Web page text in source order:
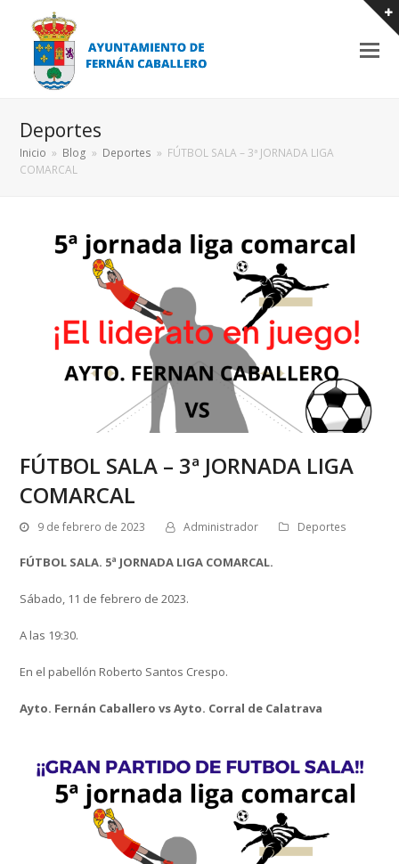
Deportes
Inicio » Blog » Deportes » FÚTBOL SALA – 3ª JORNADA LIGA
COMARCAL
FÚTBOL SALA – 3ª JORNADA LIGA
COMARCAL
9 de febrero de 2023 Administrador Deportes
FÚTBOL SALA. 5ª JORNADA LIGA COMARCAL.
Sábado, 11 de febrero de 2023.
A las 19:30.
En el pabellón Roberto Santos Crespo.
Ayto. Fernán Caballero vs Ayto. Corral de Calatrava